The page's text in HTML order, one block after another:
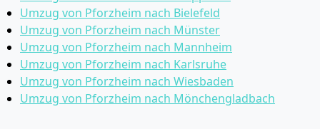
Umzug von Pforzheim nach Bielefeld
Umzug von Pforzheim nach Münster
Umzug von Pforzheim nach Mannheim
Umzug von Pforzheim nach Karlsruhe
Umzug von Pforzheim nach Wiesbaden
Umzug von Pforzheim nach Mönchen­gladbach